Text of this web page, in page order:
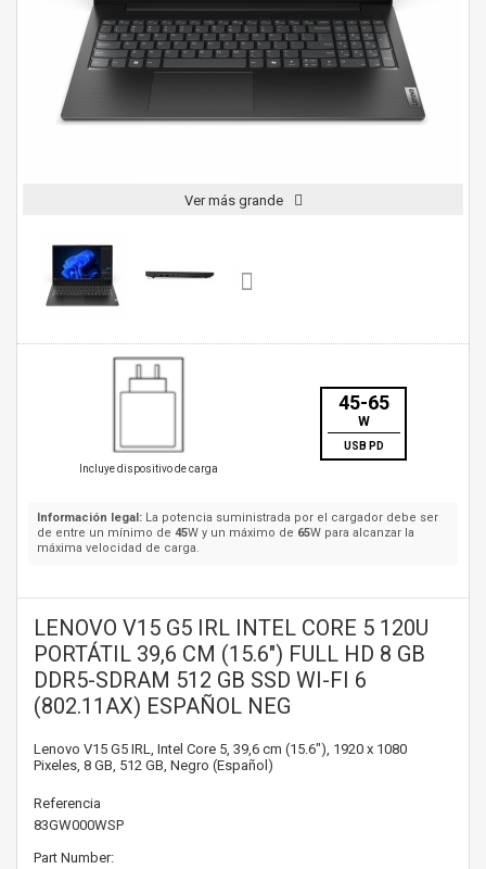
Ver más grande
Incluye dispositivo de carga
45-65
W
USB PD
Información legal: La potencia suministrada por el cargador debe ser
de entre un mínimo de 45W y un máximo de 65W para alcanzar la
máxima velocidad de carga.
LENOVO V15 G5 IRL INTEL CORE 5 120U
PORTÁTIL 39,6 CM (15.6") FULL HD 8 GB
DDR5-SDRAM 512 GB SSD WI-FI 6
(802.11AX) ESPAÑOL NEG
Lenovo V15 G5 IRL, Intel Core 5, 39,6 cm (15.6"), 1920 x 1080
Pixeles, 8 GB, 512 GB, Negro (Español)
Referencia
83GW000WSP
Part Number: